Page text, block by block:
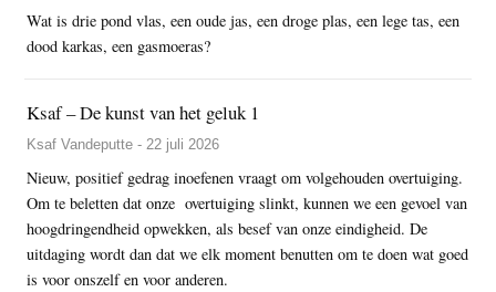
Wat is drie pond vlas, een oude jas, een droge plas, een lege tas, een
dood karkas, een gasmoeras?
Ksaf – De kunst van het geluk 1
Ksaf Vandeputte - 22 juli 2026
Nieuw, positief gedrag inoefenen vraagt om volgehouden overtuiging.
Om te beletten dat onze overtuiging slinkt, kunnen we een gevoel van
hoogdringendheid opwekken, als besef van onze eindigheid. De
uitdaging wordt dan dat we elk moment benutten om te doen wat goed
is voor onszelf en voor anderen.